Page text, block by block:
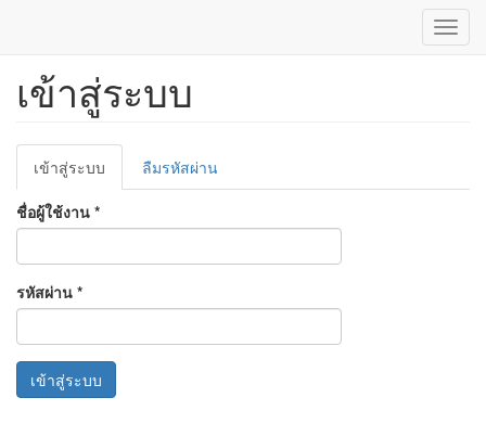
ข้าม
เนื้อหา
เข้าสู่ระบบ
Primary
tabs
เข้าสู่ระบบ
ปัจจุบัน)
ลืมรหัสผ่าน
ชื่อผู้ใช้งาน *
รหัสผ่าน *
เข้าสู่ระบบ